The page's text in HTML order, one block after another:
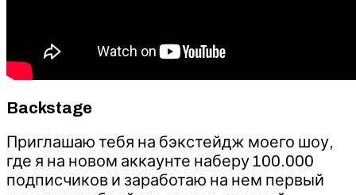
Backstage
Приглашаю тебя на бэкстейдж моего шоу,
где я на новом аккаунте наберу 100.000
подписчиков и заработаю на нем первый